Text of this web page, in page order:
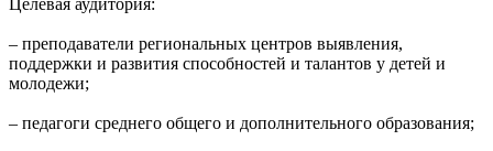
– преподаватели региональных центров выявления,
поддержки и развития способностей и талантов у детей и
молодежи;
– педагоги среднего общего и дополнительного образования;